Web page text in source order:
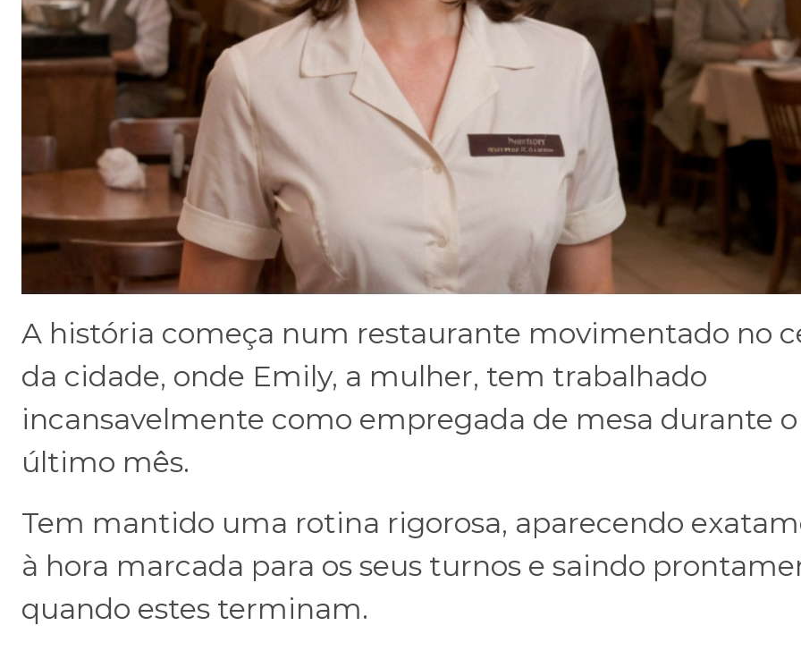
A história começa num restaurante movimentado no
da cidade, onde Emily, a mulher, tem trabalhado
incansavelmente como empregada de mesa durante o
último mês.
Tem mantido uma rotina rigorosa, aparecendo
à hora marcada para os seus turnos e saindo
quando estes terminam.